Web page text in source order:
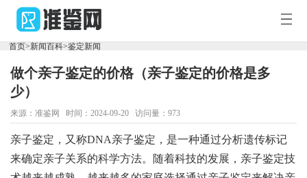
欢
访
问
准
鉴
网！
页
新
闻
鉴
首页>新闻百科>鉴定新闻
做个亲子鉴定的价格（亲子鉴定的价格是多
少）
来源：准鉴网 时间：2024-09-20 访问量：973
亲子鉴定，又称DNA亲子鉴定，是一种通过分析遗传标记
来确定亲子关系的科学方法。随着科技的发展，亲子鉴定技